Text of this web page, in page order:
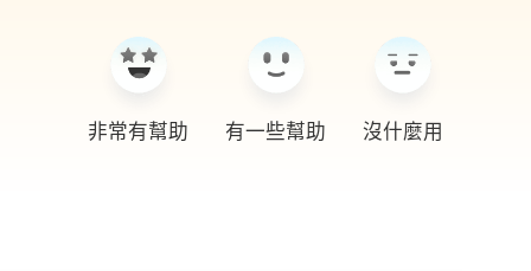
非常有幫助 有一些幫助 沒什麼用